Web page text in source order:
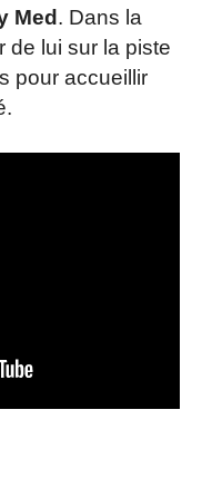
Med. Dans la
de lui sur la piste
pour accueillir